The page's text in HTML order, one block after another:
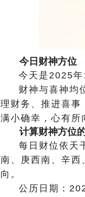
今日财神方位
今天是2025年
财神与喜神均
理财务、推进喜事
满小确幸，心有所
计算财神方位
每日财位依天
南、庚西南、辛西
向。
公历日期：